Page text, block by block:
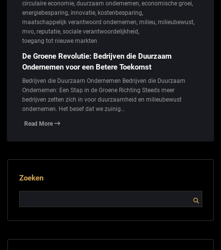
circulaire economie, duurzaam ondernemen, economische groei,
energiebesparing, innovatie, kostenbesparing,
maatschappelijk verantwoord ondernemen, milieu, milieubewust,
mvo, reputatie, sociale verantwoordelijkheid,
toegang tot nieuwe markten
De Groene Revolutie: Bedrijven die Duurzaam
Ondernemen voor een Betere Toekomst
Bedrijven die Duurzaam Ondernemen Bedrijven die Duurzaam
Ondernemen: Een Stap in de Groene Richting Steeds meer
bedrijven zetten zich in voor duurzaamheid en milieubewust
ondernemen. Het besef dat we zuinig…
Read More
Zoeken